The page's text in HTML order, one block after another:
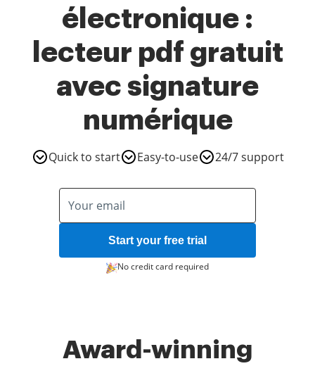
électronique :
lecteur pdf gratuit
avec signature
numérique
Quick to start Easy-to-use 24/7 support
Start your free trial
No credit card required
Award-winning